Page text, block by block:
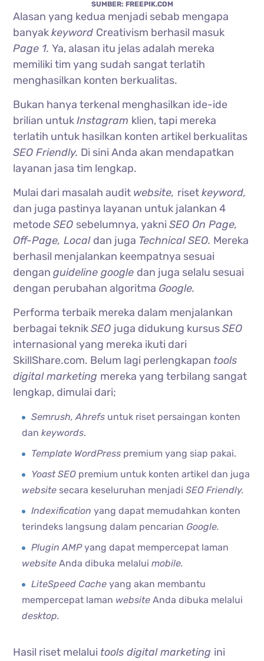
SUMBER: FREEPIK.COM
Alasan yang kedua menjadi sebab mengapa
banyakkeyword Creativism berhasil masuk
Page 1.Ya, alasan itu jelas adalah mereka
memiliki tim yang sudah sangat terlatih
menghasilkan konten berkualitas.
Bukan hanya terkenal menghasilkan ide-ide
brilian untukInstagram klien, tapi mereka
terlatih untuk hasilkan konten artikel berkualitas
SEO Friendly. Di sini Anda akan mendapatkan
layanan jasa tim lengkap.
Mulai dari masalah audit website, risetkeyword,
dan juga pastinya layanan untuk jalankan 4
metodeSEO sebelumnya, yakniSEO On Page,
Off-Page, Local dan juga Technical SEO. Mereka
berhasil menjalankan keempatnya sesuai
denganguideline google dan juga selalu sesuai
dengan perubahan algoritma Google.
Performa terbaik mereka dalam menjalankan
berbagai teknikSEO juga didukung kursusSEO
internasional yang mereka ikuti dari
SkillShare.com. Belum lagi perlengkapan tools
digital marketing mereka yang terbilang sangat
lengkap, dimulai dari;
Semrush, Ahrefs untuk riset persaingan konten
dankeywords.
Template WordPress premium yang siap pakai.
Yoast SEO premium untuk konten artikel dan juga
websitesecara keseluruhan menjadiSEO Friendly.
Indexificationyang dapat memudahkan konten
terindeks langsung dalam pencarian Google.
Plugin AMPyang dapat mempercepat laman
websiteAnda dibuka melaluimobile.
LiteSpeed Cacheyang akan membantu
mempercepat laman websiteAnda dibuka melalui
desktop.
Hasil riset melalui tools digital marketing ini